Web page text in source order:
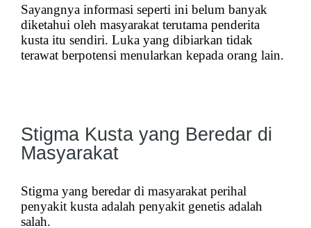
Sayangnya informasi seperti ini belum banyak
diketahui oleh masyarakat terutama penderita
kusta itu sendiri. Luka yang dibiarkan tidak
terawat berpotensi menularkan kepada orang lain.
Stigma Kusta yang Beredar di
Masyarakat
Stigma yang beredar di masyarakat perihal
penyakit kusta adalah penyakit genetis adalah
salah.